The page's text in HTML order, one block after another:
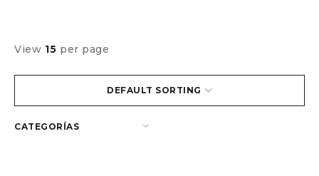
DEFAULT SORTING
View 15 per page
CATEGORÍAS